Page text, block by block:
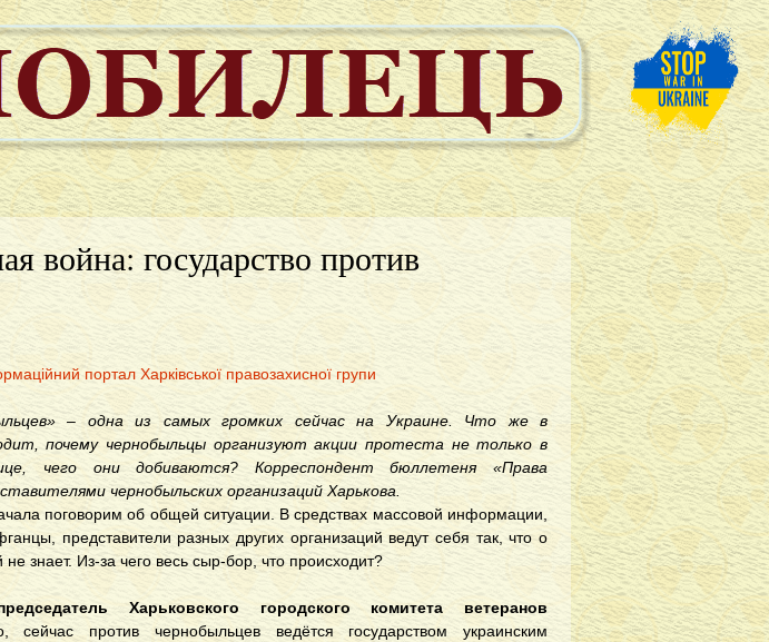
война: государство против
портал Харківської правозахисної групи
– одна из самых громких сейчас на Украине. Что же в
почему чернобыльцы организуют акции протеста не только в
чего они добиваются? Корреспондент бюллетеня «Права
чернобыльских организаций Харькова.
поговорим об общей ситуации. В средствах массовой информации,
представители разных других организаций ведут себя так, что о
знает. Из-за чего весь сыр-бор, что происходит?
Харьковского городского комитета ветеранов
сейчас против чернобыльцев ведётся государством украинским